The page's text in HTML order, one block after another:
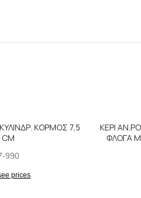
ΚΥΛΙΝΔΡ. ΚΟΡΜΟΣ 7,5
CM
990
prices
ΚΕΡΙ
ΦΛΟΓΑ